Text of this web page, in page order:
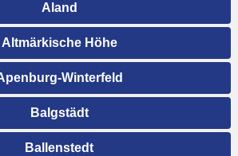
Aland
Altmärkische Höhe
Winterfeld
Balgstädt
Ballenstedt